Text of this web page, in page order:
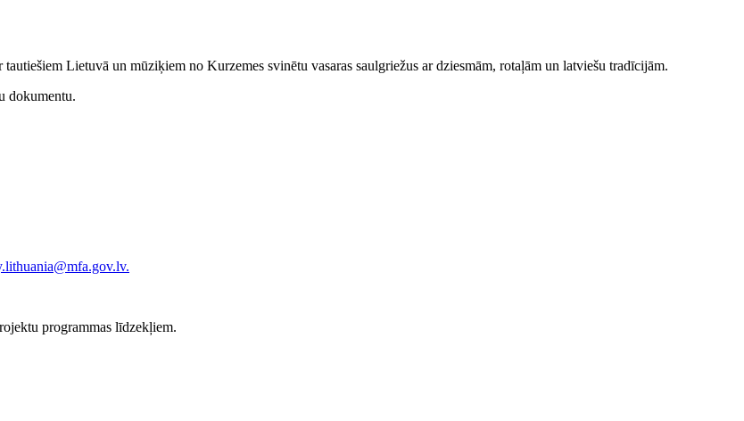
Lietuvā un mūziķiem no Kurzemes svinētu vasaras saulgriežus ar dziesmām, rotaļām un latviešu tradīcijām.
dokumentu.
.
programmas līdzekļiem.